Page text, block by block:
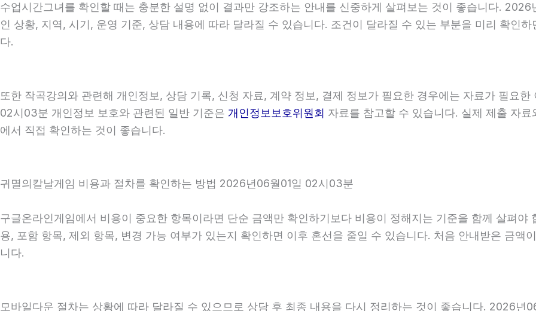
수업시간그녀를 확인할 때는 충분한 설명 없이 결과만 강조하는 안내를 신중하게 살펴보는 것이 좋습니다.
인 상황, 지역, 시기, 운영 기준, 상담 내용에 따라 달라질 수 있습니다. 조건이 달라질 수 있는 부분을 미리 확인
다.
또한 작곡강의와 관련해 개인정보, 상담 기록, 신청 자료, 계약 정보, 결제 정보가 필요한 경우에는 자료가 필요
02시03분 개인정보 보호와 관련된 일반 기준은 개인정보보호위원회 자료를 참고할 수 있습니다. 실제 제출 자
에서 직접 확인하는 것이 좋습니다.
귀멸의칼날게임 비용과 절차를 확인하는 방법 2026년06월01일 02시03분
구글온라인게임에서 비용이 중요한 항목이라면 단순 금액만 확인하기보다 비용이 정해지는 기준을 함께 살펴
용, 포함 항목, 제외 항목, 변경 가능 여부가 있는지 확인하면 이후 혼선을 줄일 수 있습니다. 처음 안내받은 금액
니다.
모바일다운 절차는 상황에 따라 달라질 수 있으므로 상담 후 최종 내용을 다시 정리하는 것이 좋습니다. 2026년